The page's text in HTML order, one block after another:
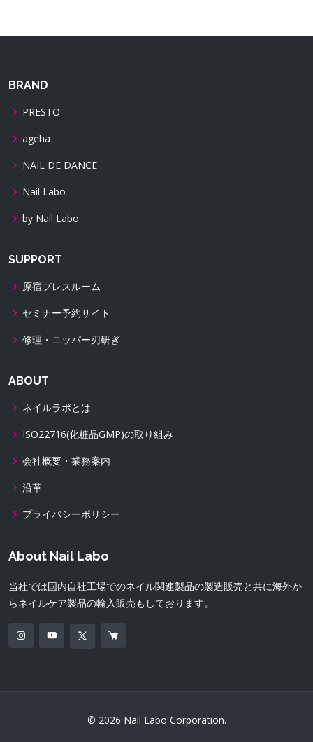
BRAND
PRESTO
ageha
NAIL DE DANCE
Nail Labo
by Nail Labo
SUPPORT
原宿プレスルーム
セミナー予約サイト
修理・ニッパー刃研ぎ
ABOUT
ネイルラボとは
ISO22716(化粧品GMP)の取り組み
会社概要・業務案内
沿革
プライバシーポリシー
About Nail Labo
当社では国内自社工場でのネイル関連製品の製造販売と共に海外か
らネイルケア製品の輸入販売もしております。
© 2026 Nail Labo Corporation.